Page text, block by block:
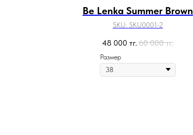
Be Lenka Summer Brown
SKU: SKU0001-2
48 000 тг.60 000 тг.
Размер